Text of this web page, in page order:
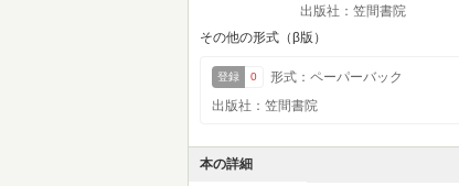
出版社：笠間書院
その他の形式（β版）
登録 0
形式：ペーパーバック
出版社：笠間書院
本の詳細